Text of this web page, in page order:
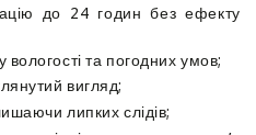
до 24 годин без ефекту
вологості та погодних умов;
вигляд;
липких слідів;